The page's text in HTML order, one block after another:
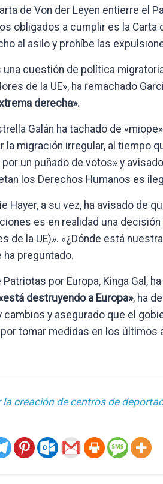
de Von der Leyen entierre el
obligados a cumplir es la Carta
al asilo y prohíbe las
cuestión de política
de la UE», ha remachado
derecha».
Galán ha tachado de
migración irregular, al tiempo
un puñado de votos» y
los Derechos Humanos es
Hayer, a su vez, ha avisado de
es en realidad una
de la UE)». «¿Dónde está
preguntado.
por Europa, Kinga Gal,
destruyendo a Europa», ha
y asegurado que el
tomar medidas en los últimos
creación de centros de